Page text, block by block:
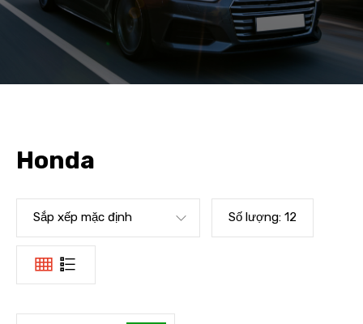
Honda
Sắp xếp mặc định Số lượng: 12